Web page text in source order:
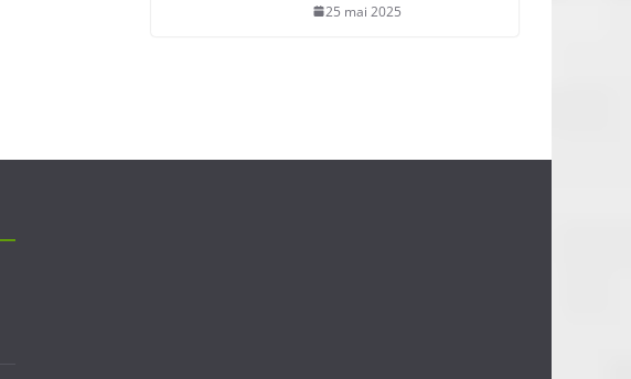
25 mai 2025